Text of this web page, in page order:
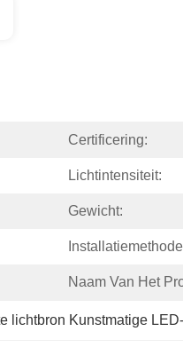
Certificering:
Lichtintensiteit:
Gewicht:
Naam Van Het
lichtbron Kunstmatige